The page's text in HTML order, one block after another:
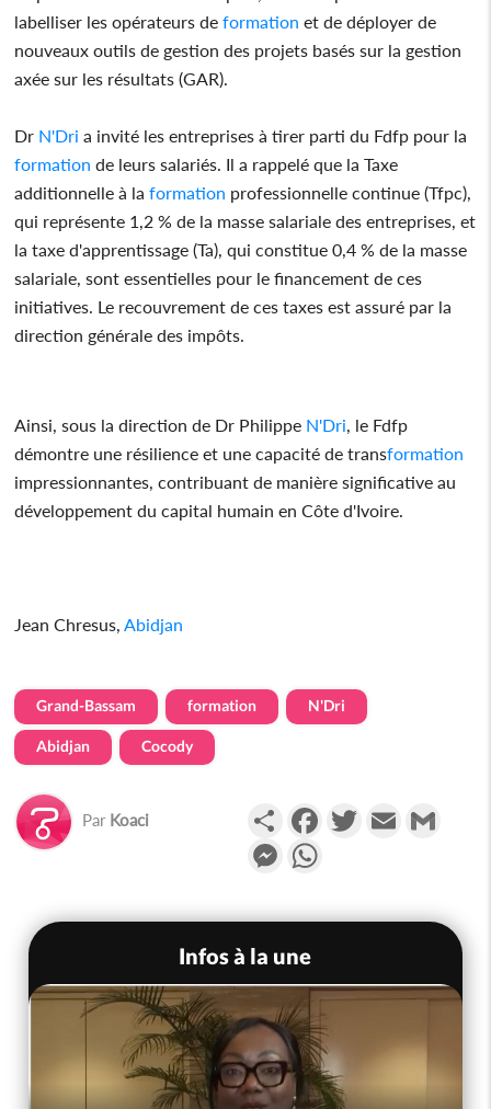
labelliser les opérateurs deformation et de déployer de
nouveaux outils de gestion des projets basés sur la gestion
axée sur les résultats (GAR).
Dr N'Dri a invité les entreprises à tirer parti du Fdfp pour la
formation de leurs salariés. Il a rappelé que la Taxe
additionnelle à laformation professionnelle continue (Tfpc),
qui représente 1,2 % de la masse salariale des entreprises, et
la taxe d'apprentissage (Ta), qui constitue 0,4 % de la masse
salariale, sont essentielles pour le financement de ces
initiatives. Le recouvrement de ces taxes est assuré par la
direction générale des impôts.
Ainsi, sous la direction de Dr Philippe N'Dri , le Fdfp
démontre une résilience et une capacité de transformation
impressionnantes, contribuant de manière significative au
développement du capital humain en Côte d'Ivoire.
Jean Chresus, Abidjan
Grand-Bassam formation N'Dri
Abidjan Cocody
Par Koaci PartagerFacebookTwitterEmail
Messenger
Infos à la une